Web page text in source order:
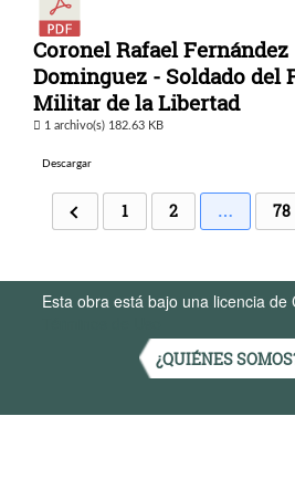
Coronel Rafael Fernández
Dominguez - Soldado del
Militar de la Libertad
1 archivo(s) 182.63 KB
Descargar
1 2 … 78
Esta obra está bajo una licencia de
¿QUIÉNES